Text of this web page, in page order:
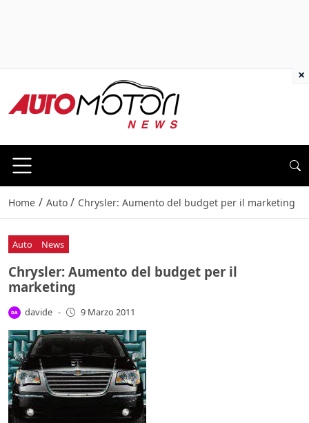
Home / Auto / Chrysler: Aumento del budget per il marketing
Auto News
Chrysler: Aumento del budget per il
marketing
davide - 9 Marzo 2011
×